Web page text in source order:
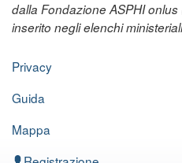
dalla Fondazione ASPHI onlus
inserito negli elenchi
Privacy
Guida
Mappa